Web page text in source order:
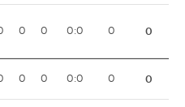
0 0 0:0 0 0
0 0 0:0 0 0